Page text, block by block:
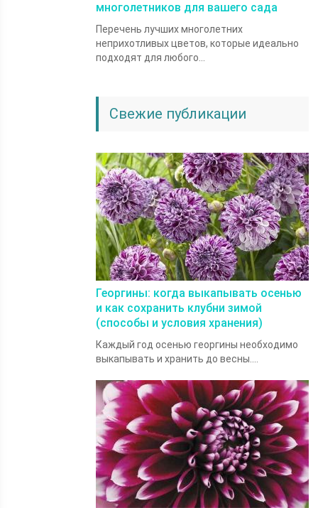
многолетников для вашего сада
Перечень лучших многолетних
неприхотливых цветов, которые идеально
подходят для любого...
Свежие публикации
Георгины: когда выкапывать осенью
и как сохранить клубни зимой
(способы и условия хранения)
Каждый год осенью георгины необходимо
выкапывать и хранить до весны....